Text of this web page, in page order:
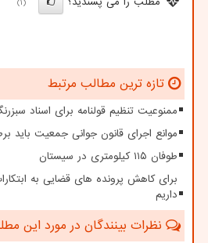
تازه ترین مطالب مرتبط
ممنوعیت تنظیم قولنامه برای اسناد
موانع اجرای قانون جوانی جمعیت باید
طوفان ۱۱۵ کیلومتری در سیستان
برای کاهش پرونده های قضایی به
داریم
نظرات بینندگان در مورد این